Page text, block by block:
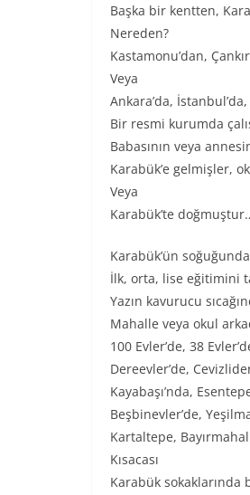
Başka bir kentten,
Nereden?
Kastamonu’dan,
Veya
Ankara’da,
Bir resmi kurumda
Babasının veya
Karabük’e gelmişler,
Veya
Karabük’te
Karabük’ün
İlk, orta, lise eğitimini
Yazın kavurucu
Mahalle veya okul
100 Evler’de, 38
Dereevler’de,
Kayabaşı’nda,
Beşbinevler’de,
Kartaltepe,
Kısacası
Karabük sokaklarında